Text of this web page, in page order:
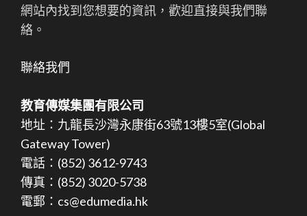
網站內找到您想要的資訊，歡迎直接與我們聯
絡。
聯絡我們
教育傳媒集團有限公司
地址：九龍長沙灣永康街63號13樓5室(Global
Gateway Tower)
電話：(852) 3612-9743
傳真：(852) 3020-5738
電郵：cs@edumedia.hk